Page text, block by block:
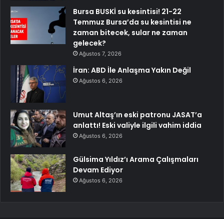
Bursa BUSKİ su kesintisi! 21-22
Temmuz Bursa’da su kesintisi ne
zaman bitecek, sular ne zaman
gelecek?
Ağustos 7, 2026
İran: ABD İle Anlaşma Yakın Değil
Ağustos 6, 2026
Umut Altaş’ın eski patronu JASAT’a
anlattı! Eski valiyle ilgili vahim iddia
Ağustos 6, 2026
Gülsima Yıldız’ı Arama Çalışmaları
Devam Ediyor
Ağustos 6, 2026